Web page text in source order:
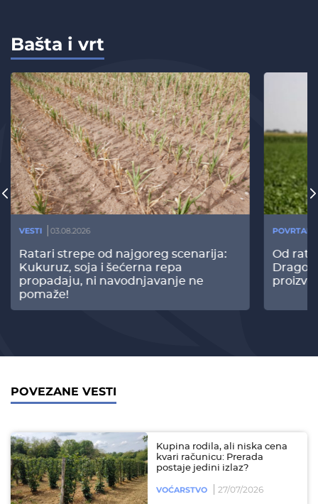
Bašta i vrt
VESTI 03.08.2026
Ratari strepe od najgoreg scenarija:
Kukuruz, soja i šećerna repa
propadaju, ni navodnjavanje ne
pomaže!
Od
POVEZANE VESTI
Kupina rodila, ali niska cena
kvari računicu: Prerada
postaje jedini izlaz?
VOĆARSTVO 27/07/2026